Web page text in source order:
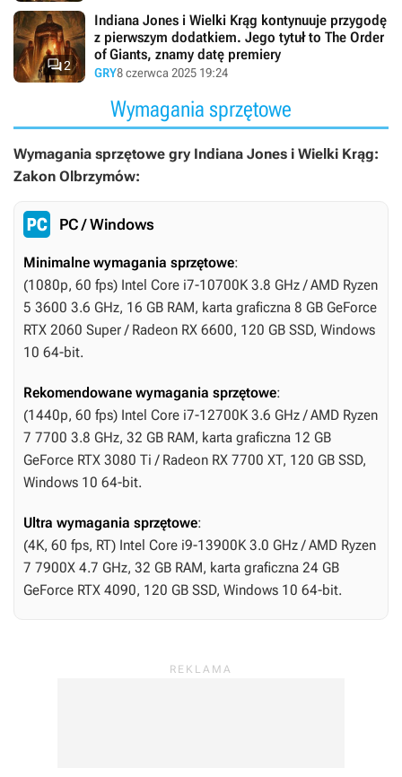
2
Indiana Jones i Wielki Krąg kontynuuje przygodę
z pierwszym dodatkiem. Jego tytuł to The Order
of Giants, znamy datę premiery
GRY8 czerwca 2025 19:24
Wymagania sprzętowe
Wymagania sprzętowe gry Indiana Jones i Wielki Krąg:
Zakon Olbrzymów:
PC / Windows
Minimalne wymagania sprzętowe:
(1080p, 60 fps) Intel Core i7-10700K 3.8 GHz / AMD Ryzen
5 3600 3.6 GHz, 16 GB RAM, karta graficzna 8 GB GeForce
RTX 2060 Super / Radeon RX 6600, 120 GB SSD, Windows
10 64-bit.
Rekomendowane wymagania sprzętowe:
(1440p, 60 fps) Intel Core i7-12700K 3.6 GHz / AMD Ryzen
7 7700 3.8 GHz, 32 GB RAM, karta graficzna 12 GB
GeForce RTX 3080 Ti / Radeon RX 7700 XT, 120 GB SSD,
Windows 10 64-bit.
Ultra wymagania sprzętowe:
(4K, 60 fps, RT) Intel Core i9-13900K 3.0 GHz / AMD Ryzen
7 7900X 4.7 GHz, 32 GB RAM, karta graficzna 24 GB
GeForce RTX 4090, 120 GB SSD, Windows 10 64-bit.